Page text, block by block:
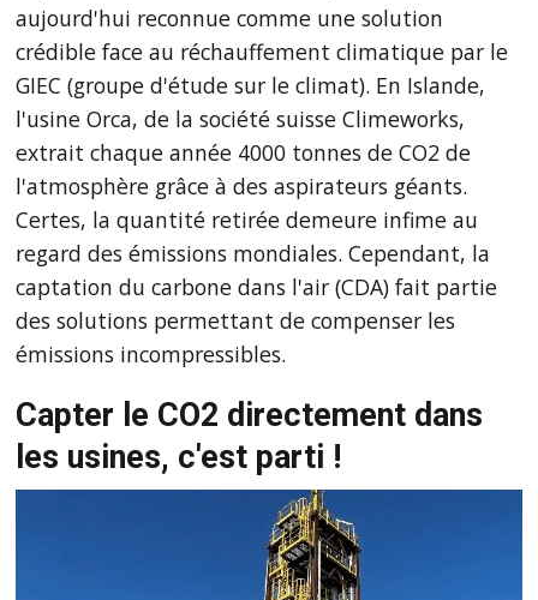
aujourd'hui reconnue comme une solution
crédible face au réchauffement climatique par le
GIEC (groupe d'étude sur le climat). En Islande,
l'usine Orca, de la société suisse Climeworks,
extrait chaque année 4000 tonnes de CO2 de
l'atmosphère grâce à des aspirateurs géants.
Certes, la quantité retirée demeure infime au
regard des émissions mondiales. Cependant, la
captation du carbone dans l'air (CDA) fait partie
des solutions permettant de compenser les
émissions incompressibles.
Capter le CO2 directement dans
les usines, c'est parti !